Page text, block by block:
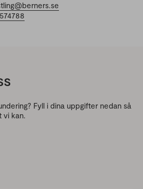
Fyll i dina uppgifter nedan så
vi kan.